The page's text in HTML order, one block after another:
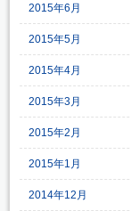
2015年6月
2015年5月
2015年4月
2015年3月
2015年2月
2015年1月
2014年12月